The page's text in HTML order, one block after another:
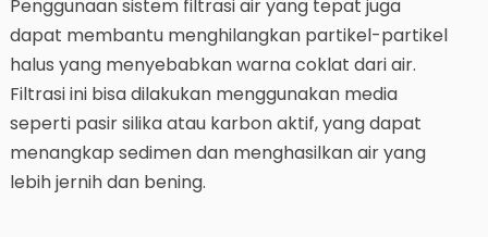
Penggunaan sistem filtrasi air yang tepat juga
dapat membantu menghilangkan partikel-partikel
halus yang menyebabkan warna coklat dari air.
Filtrasi ini bisa dilakukan menggunakan media
seperti pasir silika atau karbon aktif, yang dapat
menangkap sedimen dan menghasilkan air yang
lebih jernih dan bening.